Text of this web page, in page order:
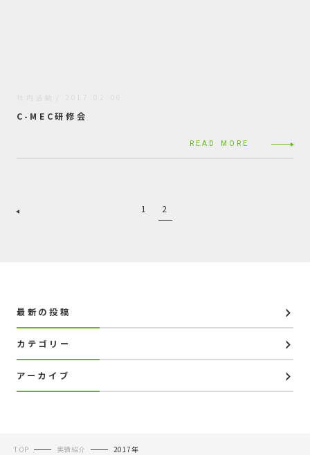
C-MEC研修会
READ MORE
1 2
最新の投稿
カテゴリー
アーカイブ
TOP 実績紹介 2017年